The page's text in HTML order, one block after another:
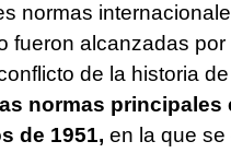
normas
fueron alcanzadas
de la historia
normas
de 1951, en la que